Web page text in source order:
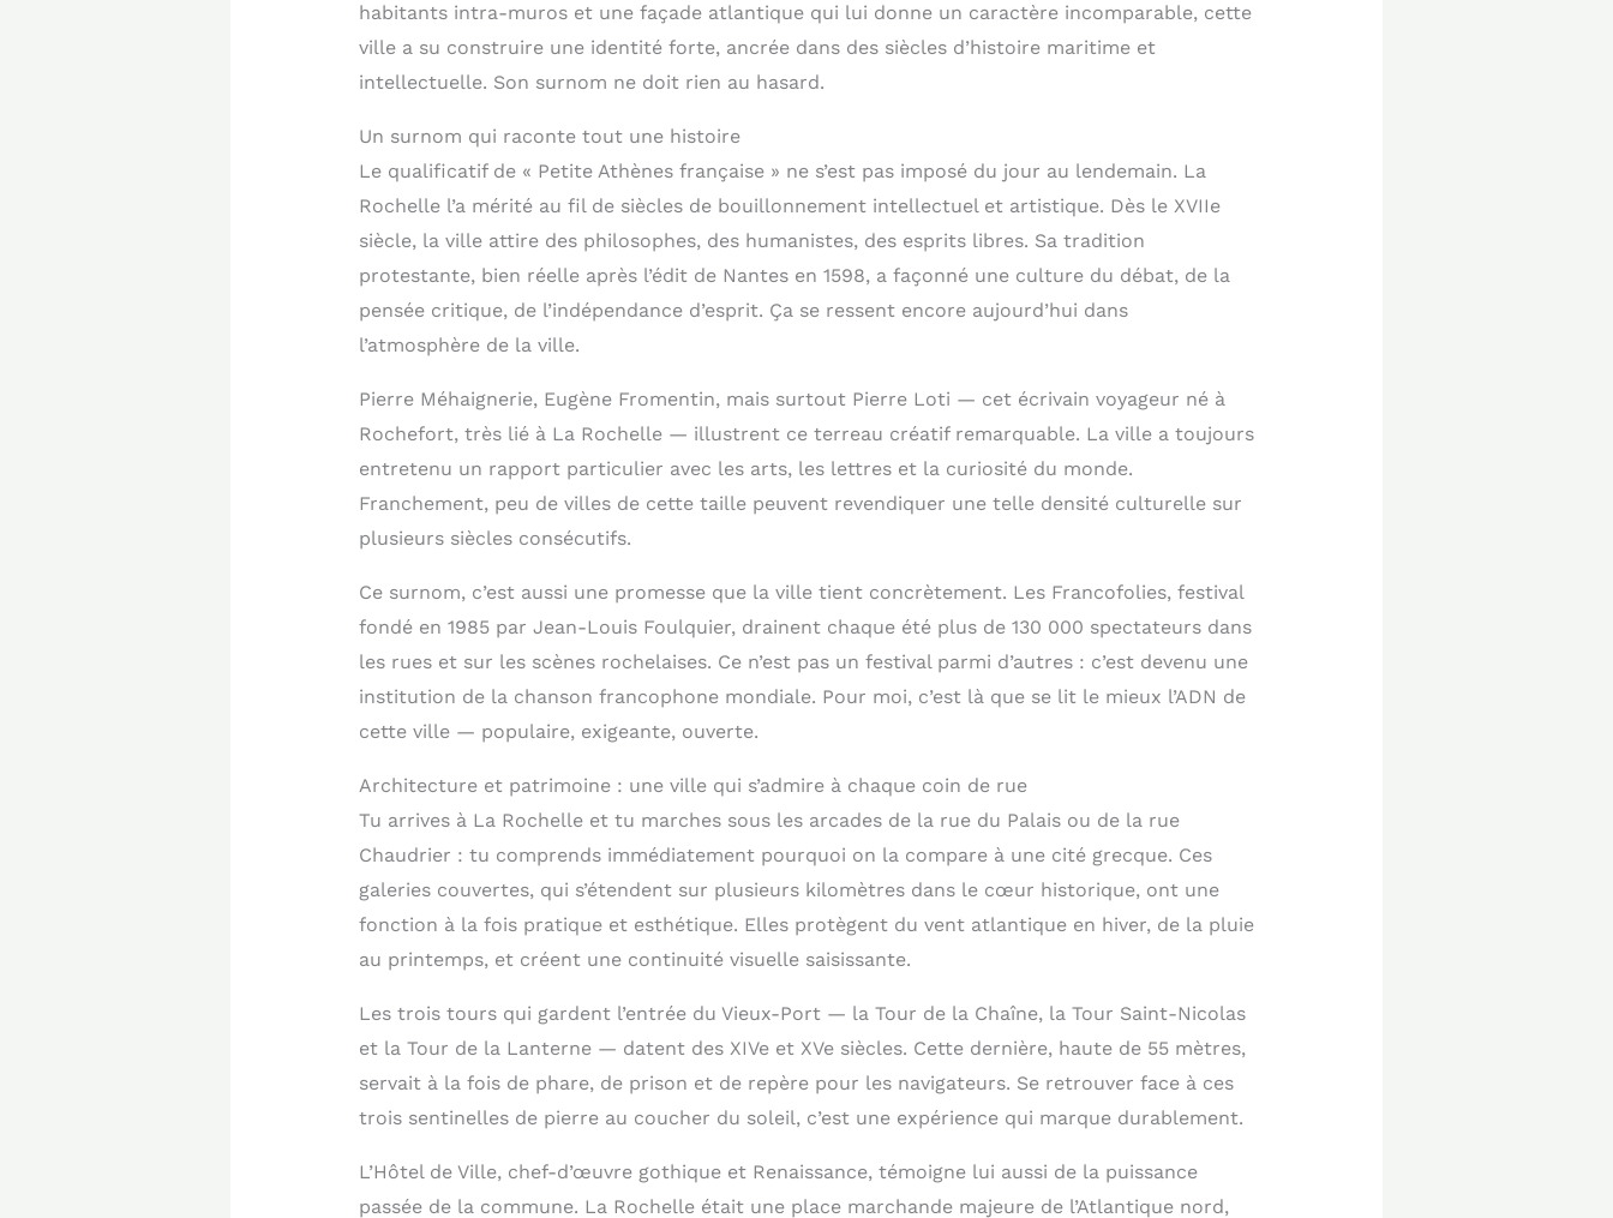
habitants intra-muros et une façade atlantique qui lui donne un caractère incomparable, cette
ville a su construire une identité forte, ancrée dans des siècles d’histoire maritime et
intellectuelle. Son surnom ne doit rien au hasard.
Un surnom qui raconte tout une histoire
Le qualificatif de « Petite Athènes française » ne s’est pas imposé du jour au lendemain. La
Rochelle l’a mérité au fil de siècles de bouillonnement intellectuel et artistique. Dès le XVIIe
siècle, la ville attire des philosophes, des humanistes, des esprits libres. Sa tradition
protestante, bien réelle après l’édit de Nantes en 1598, a façonné une culture du débat, de la
pensée critique, de l’indépendance d’esprit. Ça se ressent encore aujourd’hui dans
l’atmosphère de la ville.
Pierre Méhaignerie, Eugène Fromentin, mais surtout Pierre Loti — cet écrivain voyageur né à
Rochefort, très lié à La Rochelle — illustrent ce terreau créatif remarquable. La ville a toujours
entretenu un rapport particulier avec les arts, les lettres et la curiosité du monde.
Franchement, peu de villes de cette taille peuvent revendiquer une telle densité culturelle sur
plusieurs siècles consécutifs.
Ce surnom, c’est aussi une promesse que la ville tient concrètement. Les Francofolies, festival
fondé en 1985 par Jean-Louis Foulquier, drainent chaque été plus de 130 000 spectateurs dans
les rues et sur les scènes rochelaises. Ce n’est pas un festival parmi d’autres : c’est devenu une
institution de la chanson francophone mondiale. Pour moi, c’est là que se lit le mieux l’ADN de
cette ville — populaire, exigeante, ouverte.
Architecture et patrimoine : une ville qui s’admire à chaque coin de rue
Tu arrives à La Rochelle et tu marches sous les arcades de la rue du Palais ou de la rue
Chaudrier : tu comprends immédiatement pourquoi on la compare à une cité grecque. Ces
galeries couvertes, qui s’étendent sur plusieurs kilomètres dans le cœur historique, ont une
fonction à la fois pratique et esthétique. Elles protègent du vent atlantique en hiver, de la pluie
au printemps, et créent une continuité visuelle saisissante.
Les trois tours qui gardent l’entrée du Vieux-Port — la Tour de la Chaîne, la Tour Saint-Nicolas
et la Tour de la Lanterne — datent des XIVe et XVe siècles. Cette dernière, haute de 55 mètres,
servait à la fois de phare, de prison et de repère pour les navigateurs. Se retrouver face à ces
trois sentinelles de pierre au coucher du soleil, c’est une expérience qui marque durablement.
L’Hôtel de Ville, chef-d’œuvre gothique et Renaissance, témoigne lui aussi de la puissance
passée de la commune. La Rochelle était une place marchande majeure de l’Atlantique nord,